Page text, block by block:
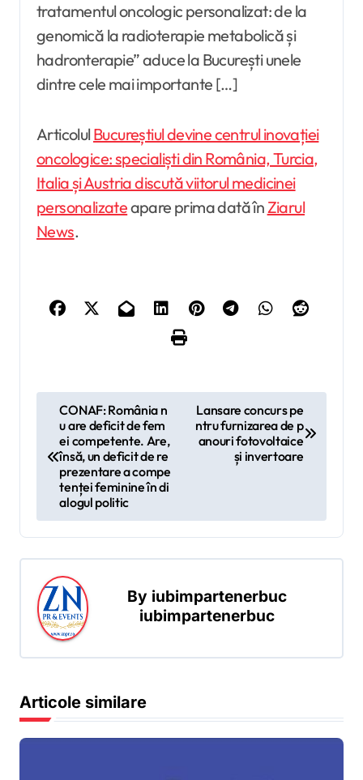
tratamentul oncologic personalizat: de la
genomică la radioterapie metabolică și
hadronterapie” aduce la București unele
dintre cele mai importante […]
Articolul Bucureștiul devine centrul inovației
oncologice: specialiști din România, Turcia,
Italia și Austria discută viitorul medicinei
personalizateapare prima dată înZiarul
News.
a
r
e
î
n
r
t
CONAF: România n
u are deficit de fem
ei competente. Are,
însă, un deficit de re
prezentare a compe
tenței feminine în di
alogul politic
Lansare concurs pe
ntru furnizarea de p
anouri fotovoltaice
și invertoare
By iubimpartenerbuc
iubimpartenerbuc
Articole similare